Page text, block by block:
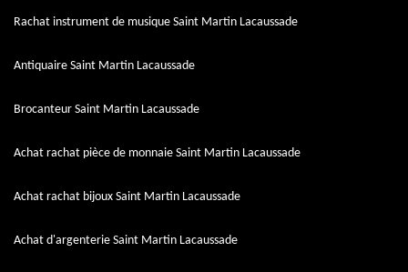
Rachat instrument de musique Saint Martin Lacaussade
Antiquaire Saint Martin Lacaussade
Brocanteur Saint Martin Lacaussade
Achat rachat pièce de monnaie Saint Martin Lacaussade
Achat rachat bijoux Saint Martin Lacaussade
Achat d'argenterie Saint Martin Lacaussade